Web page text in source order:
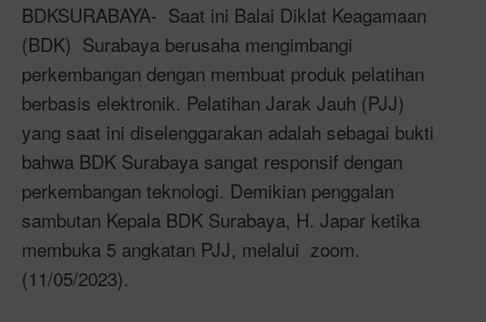
BDKSURABAYA- Saat ini Balai Diklat Keagamaan
(BDK) Surabaya berusaha mengimbangi
perkembangan dengan membuat produk pelatihan
berbasis elektronik. Pelatihan Jarak Jauh (PJJ)
yang saat ini diselenggarakan adalah sebagai bukti
bahwa BDK Surabaya sangat responsif dengan
perkembangan teknologi. Demikian penggalan
sambutan Kepala BDK Surabaya, H. Japar ketika
membuka 5 angkatan PJJ, melalui zoom.
(11/05/2023).